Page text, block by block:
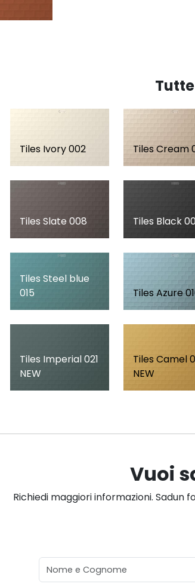
Tiles Ivory 002 Tiles Cream
Tiles Slate 008 Tiles Black
Tiles Steel blue
015
Tiles Azure
Tiles Imperial 021
NEW
Tiles Camel
NEW
Vuoi
Richiedi maggiori informazioni. Sadun
Nome e Cognome